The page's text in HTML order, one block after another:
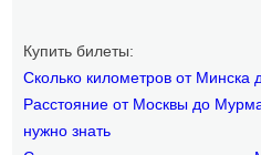
Купить билеты:
Сколько километров от Минска
Расстояние от Москвы до
нужно знать